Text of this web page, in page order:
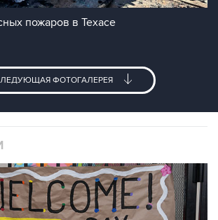
пожаров в Техасе
ФОТОГАЛЕРЕЯ